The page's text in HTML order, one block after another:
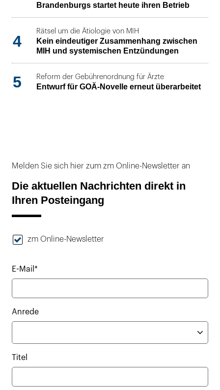
Brandenburgs startet heute ihren Betrieb
4
Rätsel um die Ätiologie von MIH
Kein eindeutiger Zusammenhang zwischen
MIH und systemischen Entzündungen
5 Reform der Gebührenordnung für Ärzte
Entwurf für GOÄ-Novelle erneut überarbeitet
Melden Sie sich hier zum zm Online-Newsletter an
Die aktuellen Nachrichten direkt in
Ihren Posteingang
zm Online-Newsletter
E-Mail*
Anrede
Titel